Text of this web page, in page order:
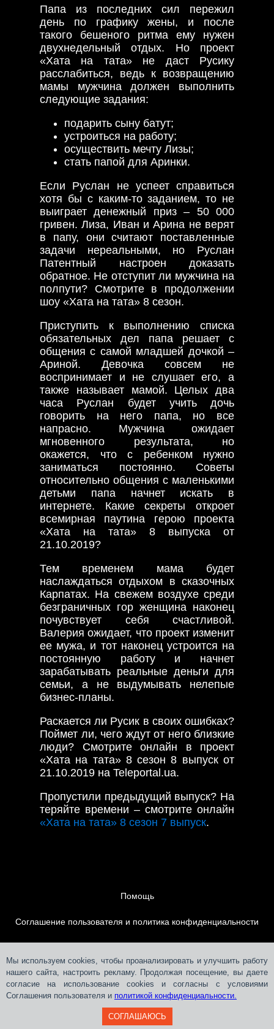
Мы используем cookies, чтобы проанализировать и улучшить работу
нашего сайта, настроить рекламу. Продолжая посещение, вы даете
согласие на использование cookies и согласны с условиями
Соглашения пользователя и политикой конфиденциальности.
СОГЛАШАЮСЬ
Папа из последних сил пережил
день по графику жены, и после
такого бешеного ритма ему нужен
двухнедельный отдых. Но проект
«Хата на тата» не даст Русику
расслабиться, ведь к возвращению
мамы мужчина должен выполнить
следующие задания:
подарить сыну батут;
устроиться на работу;
осуществить мечту Лизы;
стать папой для Аринки.
Если Руслан не успеет справиться
хотя бы с каким-то заданием, то не
выиграет денежный приз – 50 000
гривен. Лиза, Иван и Арина не верят
в папу, они считают поставленные
задачи нереальными, но Руслан
Патентный настроен доказать
обратное. Не отступит ли мужчина на
полпути? Смотрите в продолжении
шоу «Хата на тата» 8 сезон.
Приступить к выполнению списка
обязательных дел папа решает с
общения с самой младшей дочкой –
Ариной. Девочка совсем не
воспринимает и не слушает его, а
также называет мамой. Целых два
часа Руслан будет учить дочь
говорить на него папа, но все
напрасно. Мужчина ожидает
мгновенного результата, но
окажется, что с ребенком нужно
заниматься постоянно. Советы
относительно общения с маленькими
детьми папа начнет искать в
интернете. Какие секреты откроет
всемирная паутина герою проекта
«Хата на тата» 8 выпуска от
21.10.2019?
Тем временем мама будет
наслаждаться отдыхом в сказочных
Карпатах. На свежем воздухе среди
безграничных гор женщина наконец
почувствует себя счастливой.
Валерия ожидает, что проект изменит
ее мужа, и тот наконец устроится на
постоянную работу и начнет
зарабатывать реальные деньги для
семьи, а не выдумывать нелепые
бизнес-планы.
Раскается ли Русик в своих ошибках?
Поймет ли, чего ждут от него близкие
люди? Смотрите онлайн в проект
«Хата на тата» 8 сезон 8 выпуск от
21.10.2019 на Teleportal.ua.
Пропустили предыдущий выпуск? На
теряйте времени – смотрите онлайн
«Хата на тата» 8 сезон 7 выпуск.
Помощь
Соглашение пользователя и политика конфиденциальности
Размещение рекламы
Teleportal © 2018-2026СЛМ ОНЛАЙН МЕДІА